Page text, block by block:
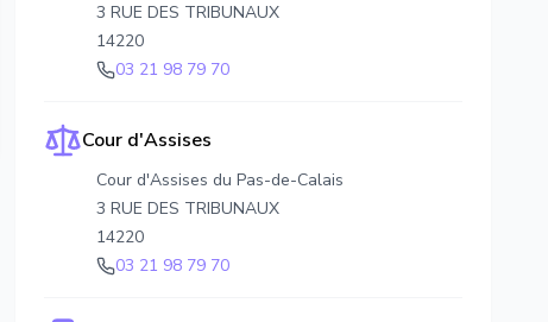
3 RUE DES TRIBUNAUX
14220
03 21 98 79 70
Cour d'Assises
Cour d'Assises du Pas-de-Calais
3 RUE DES TRIBUNAUX
14220
03 21 98 79 70